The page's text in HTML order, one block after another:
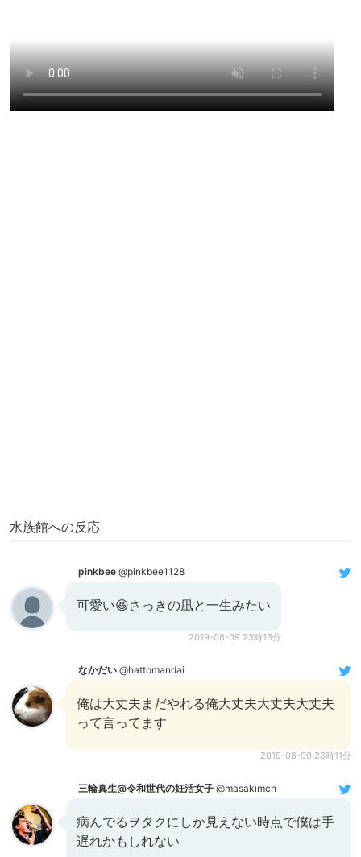
水族館への反応
pinkbee @pinkbee1128
可愛い😆さっきの凪と一生みたい
2019-08-09 23時13分
なかだい @hattomandai
俺は大丈夫まだやれる俺大丈夫大丈夫大丈夫
って言ってます
2019-08-09 23時11分
三輪真生@令和世代の妊活女子 @masakimch
病んでるヲタクにしか見えない時点で僕は手
遅れかもしれない